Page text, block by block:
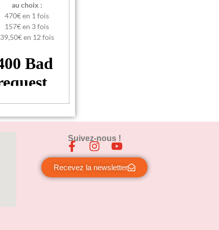
au choix :
470€ en 1 fois
157€ en 3 fois
39,50€ en 12 fois
Suivez-nous !
Recevez la newsletter